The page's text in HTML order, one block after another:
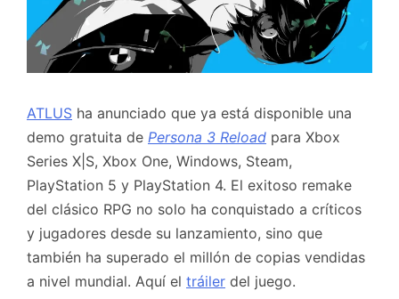
ATLUS ha anunciado que ya está disponible una
demo gratuita de Persona 3 Reload para Xbox
Series X|S, Xbox One, Windows, Steam,
PlayStation 5 y PlayStation 4. El exitoso remake
del clásico RPG no solo ha conquistado a críticos
y jugadores desde su lanzamiento, sino que
también ha superado el millón de copias vendidas
a nivel mundial. Aquí el tráiler del juego.